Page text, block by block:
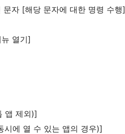
자 [해당 문자에 대한 명령 수행]
열기]
앱 제외)]
시에 열 수 있는 앱의 경우)]